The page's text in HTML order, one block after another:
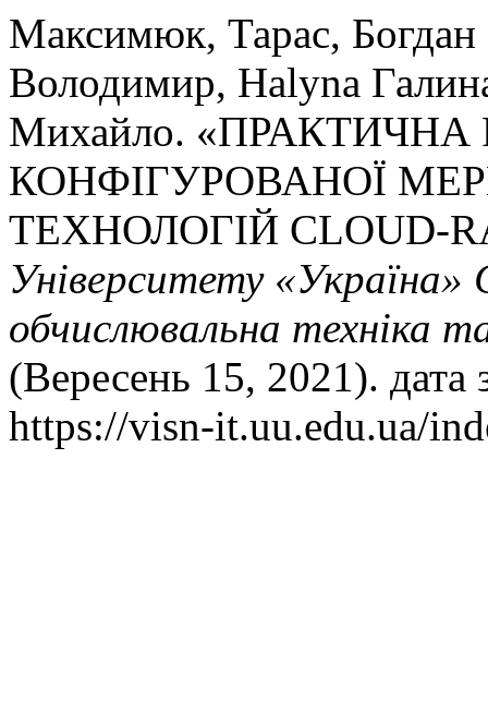
Максимюк, Тарас,
Володимир, Halyna
Михайло.
КОНФІГУРОВАНОЇ
ТЕХНОЛОГІЙ CLOUD-
Університету «Україна»
обчислювальна техніка
(Вересень 15, 2021).
https://visn-it.uu.edu.ua/